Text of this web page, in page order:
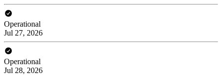
Operational
Jul 27, 2026
Operational
Jul 28, 2026